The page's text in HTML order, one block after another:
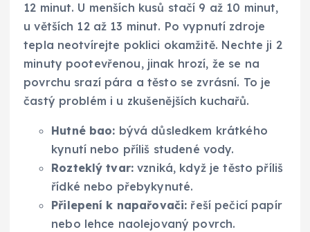
12 minut. U menších kusů stačí 9 až 10 minut,
u větších 12 až 13 minut. Po vypnutí zdroje
tepla neotvírejte poklici okamžitě. Nechte ji 2
minuty pootevřenou, jinak hrozí, že se na
povrchu srazí pára a těsto se zvrásní. To je
častý problém i u zkušenějších kuchařů.
Hutné bao: bývá důsledkem krátkého
kynutí nebo příliš studené vody.
Rozteklý tvar: vzniká, když je těsto příliš
řídké nebo přebykynuté.
Přilepení k napařovači: řeší pečicí papír
nebo lehce naolejovaný povrch.